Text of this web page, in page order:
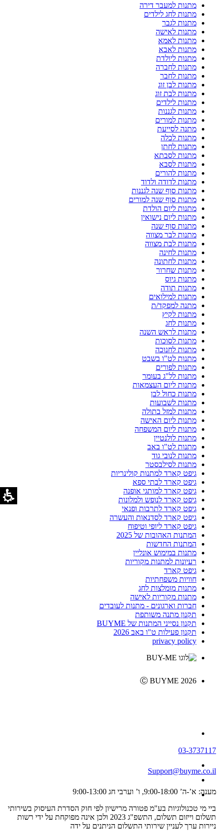
מתנות למעבר דירה
מתנות לחג לילדים
מתנות לגבר
מתנות לאישה
מתנות לאמא
מתנות לאבא
מתנות ליולדת
מתנות לחברה
מתנות לחבר
מתנות לבן זוג
מתנות לבת זוג
מתנות לילדים
מתנות לגננות
מתנות למורים
מתנה לסייעת
מתנות לכלה
מתנות לחתן
מתנות לסבתא
מתנות לסבא
מתנות להורים
מתנות לדודה ולדוד
מתנות סוף שנה לגננות
מתנות סוף שנה למורים
מתנות ליום הולדת
מתנות ליום נישואין
מתנות סוף שנה
מתנות לבר מצווה
מתנות לבת מצווה
מתנות לחינה
מתנות לחתונה
מתנות שחרור
מתנות גיוס
מתנות תודה
מתנות למילואים
מתנה למפקד/ת
מתנות לקיץ
מתנות לחג
מתנות לראש השנה
מתנות לסוכות
מתנות לחנוכה
מתנות לט"ו בשבט
מתנות לפורים
מתנות לל"ג בעומר
מתנות ליום העצמאות
מתנות כחול לבן
מתנות לשבועות
מתנות למזל בתולה
מתנות ליום האישה
מתנות ליום המשפחה
מתנות לולנטיין
מתנות לט"ו באב
מתנות לנובי גוד
מתנות לסילבסטר
גיפט קארד למתנות קולינריות
גיפט קארד לבתי ספא
גיפט קארד למותגי אופנה
גיפט קארד לנופש ולמלונות
גיפט קארד לתרבות ופנאי
גיפט קארד לסדנאות והעשרה
גיפט קארד ליופי וטיפוח
המתנות האהובות של 2025
המתנות החדשות
מתנות במימוש אונליין
רעיונות למתנות מקוריות
גיפט קארד
חוויות משפחתיות
מתנות מומלצות לחג
מתנות מקוריות לאישה
חברות וארגונים - מתנות לעובדים
תקנון מתנה משותפת
תקנון נסייני המתנות של BUYME
תקנון פעילות ט"ו באב 2026
privacy policy
Ⓒ BUYME 2026
03-3737117
Support@buyme.co.il
מענה: א’-ה’ 9:00-18:00, ו’ וערבי חג 9:00-13:00
ביי מי טכנולוגיות בע"מ פטורה מרישיון לפי חוק הסדרת העיסוק בשירותי
תשלום וייזום תשלום, התשפ"ג 2023 ולכן אינה מפוקחת על ידי רשות
ניירות ערך לעניין שירותי התשלום הניתנים על ידה